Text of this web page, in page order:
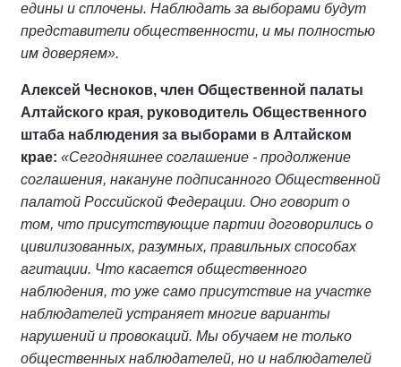
едины и сплочены. Наблюдать за выборами будут
представители общественности, и мы полностью
им доверяем».
Алексей Чесноков, член Общественной палаты
Алтайского края, руководитель Общественного
штаба наблюдения за выборами в Алтайском
крае: «Сегодняшнее соглашение - продолжение
соглашения, накануне подписанного Общественной
палатой Российской Федерации. Оно говорит о
том, что присутствующие партии договорились о
цивилизованных, разумных, правильных способах
агитации. Что касается общественного
наблюдения, то уже само присутствие на участке
наблюдателей устраняет многие варианты
нарушений и провокаций. Мы обучаем не только
общественных наблюдателей, но и наблюдателей